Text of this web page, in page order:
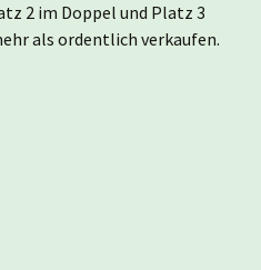
2 im Doppel und Platz 3
als ordentlich verkaufen.